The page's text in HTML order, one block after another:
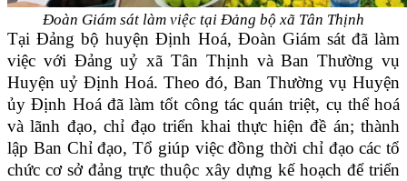
Đoàn Giám sát làm việc tại Đảng bộ xã Tân Thịnh
Tại Đảng bộ huyện Định Hoá, Đoàn Giám sát đã làm
việc với Đảng uỷ xã Tân Thịnh và Ban Thường vụ
Huyện uỷ Định Hoá. Theo đó, Ban Thường vụ Huyện
ủy Định Hoá đã làm tốt công tác quán triệt, cụ thể hoá
và lãnh đạo, chỉ đạo triển khai thực hiện đề án; thành
lập Ban Chỉ đạo, Tổ giúp việc đồng thời chỉ đạo các tổ
chức cơ sở đảng trực thuộc xây dựng kế hoạch để triển